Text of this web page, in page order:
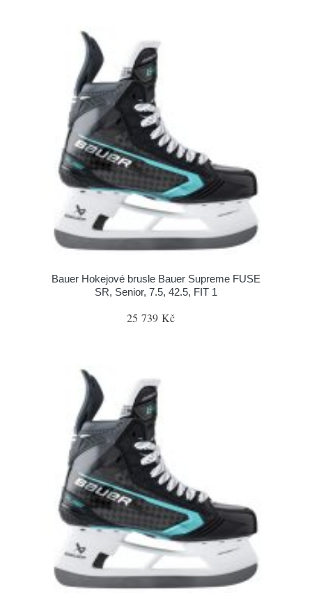
Bauer Hokejové brusle Bauer Supreme FUSE
SR, Senior, 7.5, 42.5, FIT 1
25 739 Kč